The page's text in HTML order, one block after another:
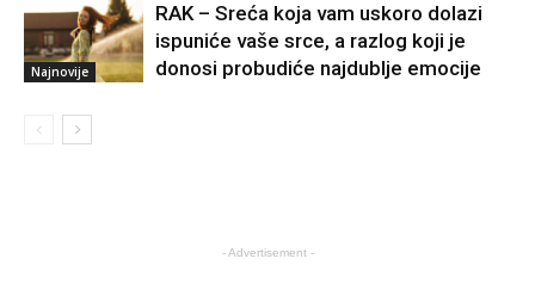
Najnovije
RAK – Sreća koja vam uskoro dolazi
ispuniće vaše srce, a razlog koji je
donosi probudiće najdublje emocije
- Advertisement -